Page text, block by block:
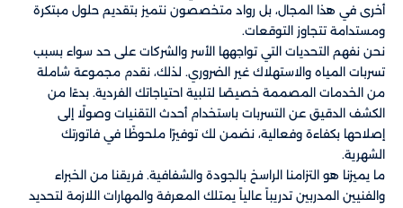
أخرى في هذا المجال، بل رواد متخصصون نتميز بتقديم حلول مبتكرة
ومستدامة تتجاوز التوقعات.
نحن نفهم التحديات التي تواجهها الأسر والشركات على حد سواء بسبب
تسربات المياه والاستهلاك غير الضروري. لذلك، نقدم مجموعة شاملة
من الخدمات المصممة خصيصًا لتلبية احتياجاتك الفردية. بدءًا من
الكشف الدقيق عن التسربات باستخدام أحدث التقنيات وصولًا إلى
إصلاحها بكفاءة وفعالية، نضمن لك توفيرًا ملحوظًا في فاتورتك
الشهرية.
ما يميزنا هو التزامنا الراسخ بالجودة والشفافية. فريقنا من الخبراء
والفنيين المدربين تدريباً عالياً يمتلك المعرفة والمهارات اللازمة لتحديد